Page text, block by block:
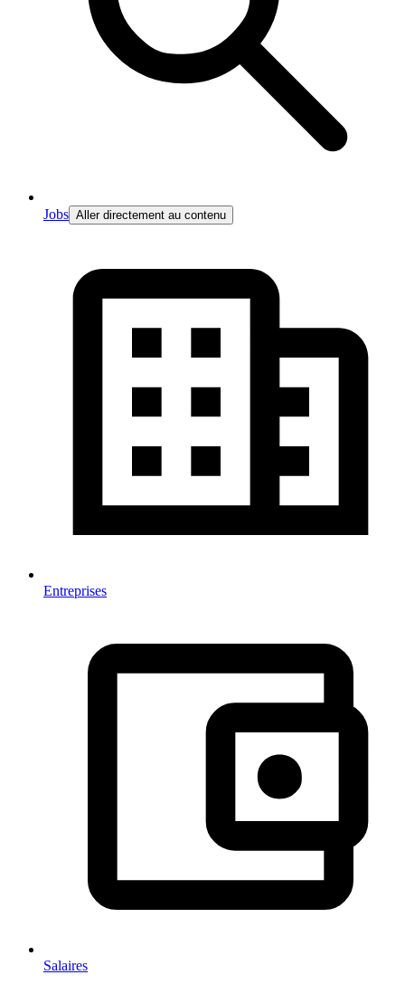
Jobs Aller directement au contenu
Entreprises
Salaires